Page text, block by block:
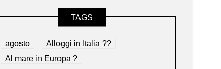
TAGS
agosto
Alloggi in Italia ??
Al mare in Europa ?️